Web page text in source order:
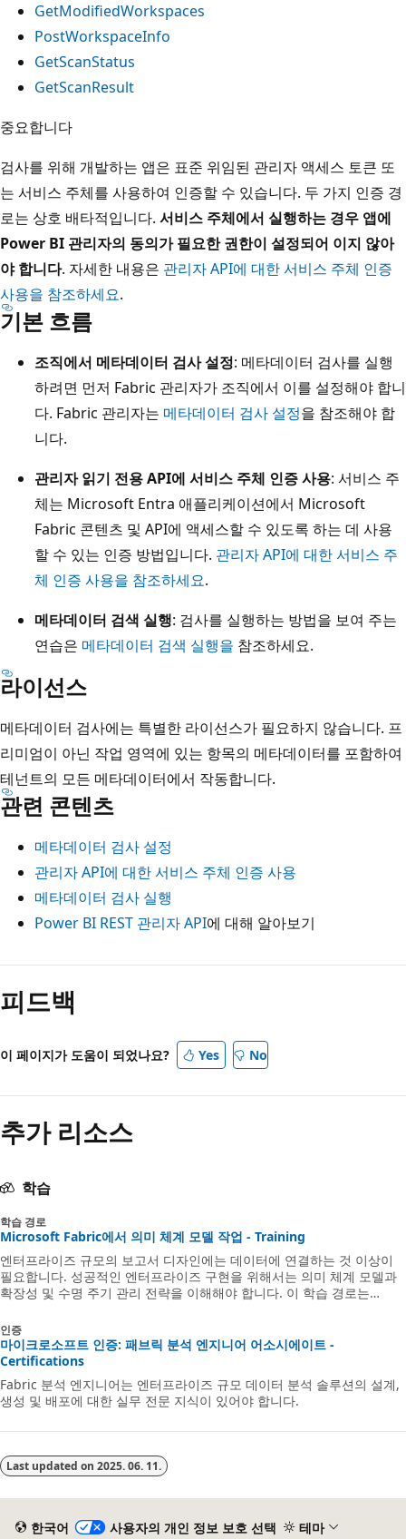
GetModifiedWorkspaces
PostWorkspaceInfo
GetScanStatus
GetScanResult
중요합니다
검사를 위해 개발하는 앱은 표준 위임된 관리자 액세스 토큰 또
는 서비스 주체를 사용하여 인증할 수 있습니다. 두 가지 인증 경
로는 상호 배타적입니다. 서비스 주체에서 실행하는 경우 앱에
Power BI 관리자의 동의가 필요한 권한이 설정되어 이지 않아
야 합니다. 자세한 내용은 관리자 API에 대한 서비스 주체 인증
사용을 참조하세요.
기본 흐름
조직에서 메타데이터 검사 설정: 메타데이터 검사를 실행
하려면 먼저 Fabric 관리자가 조직에서 이를 설정해야 합니
다. Fabric 관리자는 메타데이터 검사 설정을 참조해야 합
니다.
관리자 읽기 전용 API에 서비스 주체 인증 사용: 서비스 주
체는 Microsoft Entra 애플리케이션에서 Microsoft
Fabric 콘텐츠 및 API에 액세스할 수 있도록 하는 데 사용
할 수 있는 인증 방법입니다. 관리자 API에 대한 서비스 주
체 인증 사용을 참조하세요.
메타데이터 검색 실행: 검사를 실행하는 방법을 보여 주는
연습은 메타데이터 검색 실행을 참조하세요.
라이선스
메타데이터 검사에는 특별한 라이선스가 필요하지 않습니다. 프
리미엄이 아닌 작업 영역에 있는 항목의 메타데이터를 포함하여
테넌트의 모든 메타데이터에서 작동합니다.
관련 콘텐츠
메타데이터 검사 설정
관리자 API에 대한 서비스 주체 인증 사용
메타데이터 검사 실행
Power BI REST 관리자 API에 대해 알아보기
읽
모
사
함
피드백
이 페이지가 도움이 되었나요? Yes No
추가 리소스
학습
학습 경로
Microsoft Fabric에서 의미 체계 모델 작업 - Training
엔터프라이즈 규모의 보고서 디자인에는 데이터에 연결하는 것 이상이
필요합니다. 성공적인 엔터프라이즈 구현을 위해서는 의미 체계 모델과
확장성 및 수명 주기 관리 전략을 이해해야 합니다. 이 학습 경로는
인증
마이크로소프트 인증: 패브릭 분석 엔지니어 어소시에이트 -
Certifications
Fabric 분석 엔지니어는 엔터프라이즈 규모 데이터 분석 솔루션의 설계,
생성 및 배포에 대한 실무 전문 지식이 있어야 합니다.
Last updated on 2025. 06. 11.
한국어 사용자의 개인 정보 보호 선택 테마